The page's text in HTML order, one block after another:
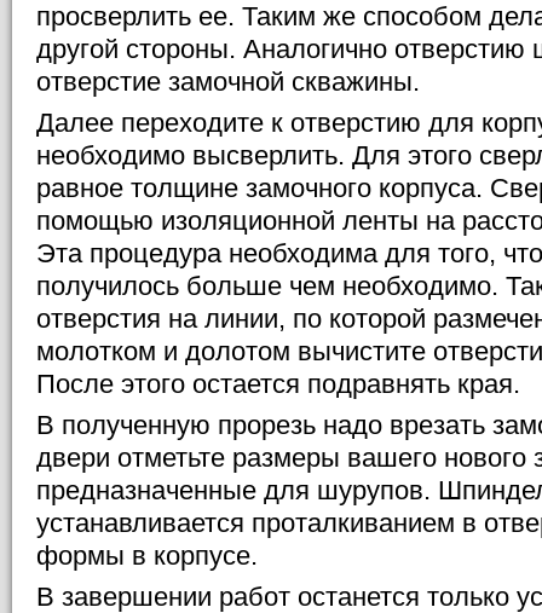
просверлить ее. Таким же способом
другой стороны. Аналогично отверстию
отверстие замочной скважины.
Далее переходите к отверстию для
необходимо высверлить. Для этого
равное толщине замочного корпуса.
помощью изоляционной ленты на
Эта процедура необходима для того,
получилось больше чем необходимо.
отверстия на линии, по которой
молотком и долотом вычистите
После этого остается подравнять края.
В полученную прорезь надо врезать
двери отметьте размеры вашего нового
предназначенные для шурупов.
устанавливается проталкиванием в
формы в корпусе.
В завершении работ останется только